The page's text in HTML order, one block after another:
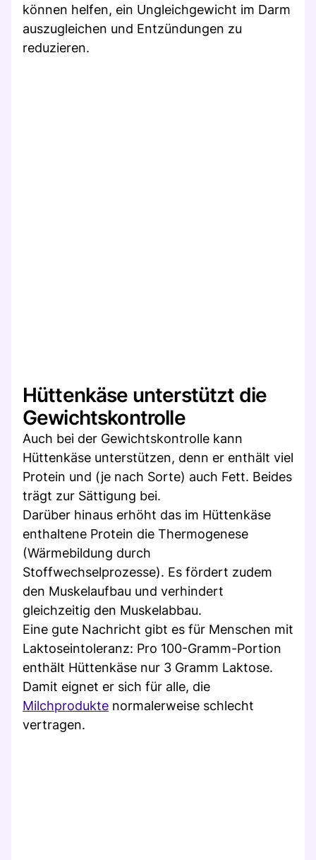
können helfen, ein Ungleichgewicht im Darm
auszugleichen und Entzündungen zu
reduzieren.
Hüttenkäse unterstützt die
Gewichtskontrolle
Auch bei der Gewichtskontrolle kann
Hüttenkäse unterstützen, denn er enthält viel
Protein und (je nach Sorte) auch Fett. Beides
trägt zur Sättigung bei.
Darüber hinaus erhöht das im Hüttenkäse
enthaltene Protein die Thermogenese
(Wärmebildung durch
Stoffwechselprozesse). Es fördert zudem
den Muskelaufbau und verhindert
gleichzeitig den Muskelabbau.
Eine gute Nachricht gibt es für Menschen mit
Laktoseintoleranz: Pro 100-Gramm-Portion
enthält Hüttenkäse nur 3 Gramm Laktose.
Damit eignet er sich für alle, die
Milchprodukte normalerweise schlecht
vertragen.